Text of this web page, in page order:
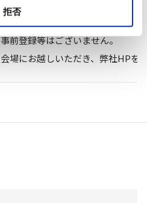
拒否
事前登録等はございません。
会場にお越しいただき、弊社HPを